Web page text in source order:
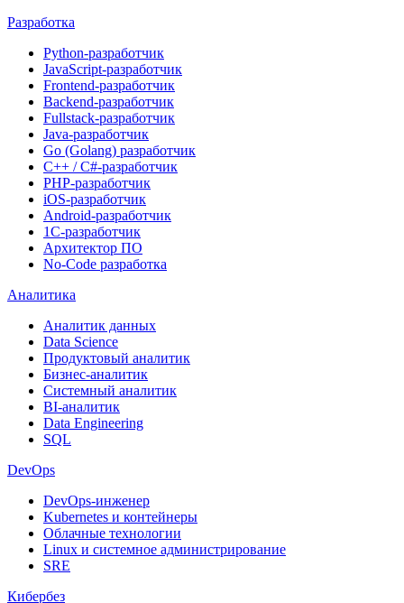
Разработка
Python-разработчик
JavaScript-разработчик
Frontend-разработчик
Backend-разработчик
Fullstack-разработчик
Java-разработчик
Go (Golang) разработчик
C++ / C#-разработчик
PHP-разработчик
iOS-разработчик
Android-разработчик
1С-разработчик
Архитектор ПО
No-Code разработка
Аналитика
Аналитик данных
Data Science
Продуктовый аналитик
Бизнес-аналитик
Системный аналитик
BI-аналитик
Data Engineering
SQL
DevOps
DevOps-инженер
Kubernetes и контейнеры
Облачные технологии
Linux и системное администрирование
SRE
Кибербез